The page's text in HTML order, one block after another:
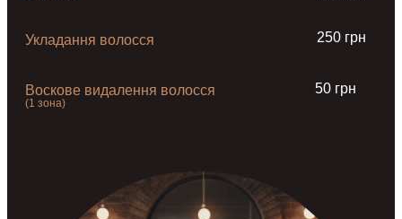
Укладання волосся 250 грн
Воскове видалення волосся
(1 зона)
50 грн